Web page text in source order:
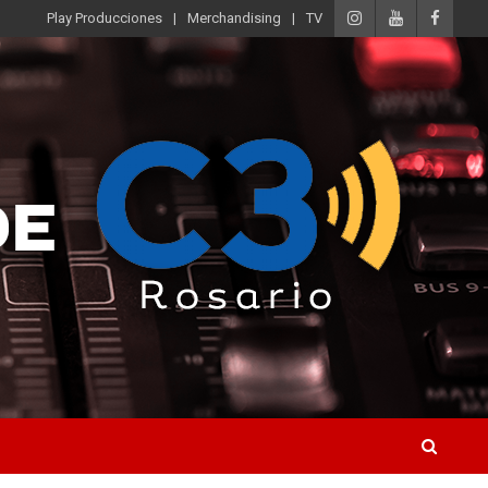
Play Producciones Merchandising TV